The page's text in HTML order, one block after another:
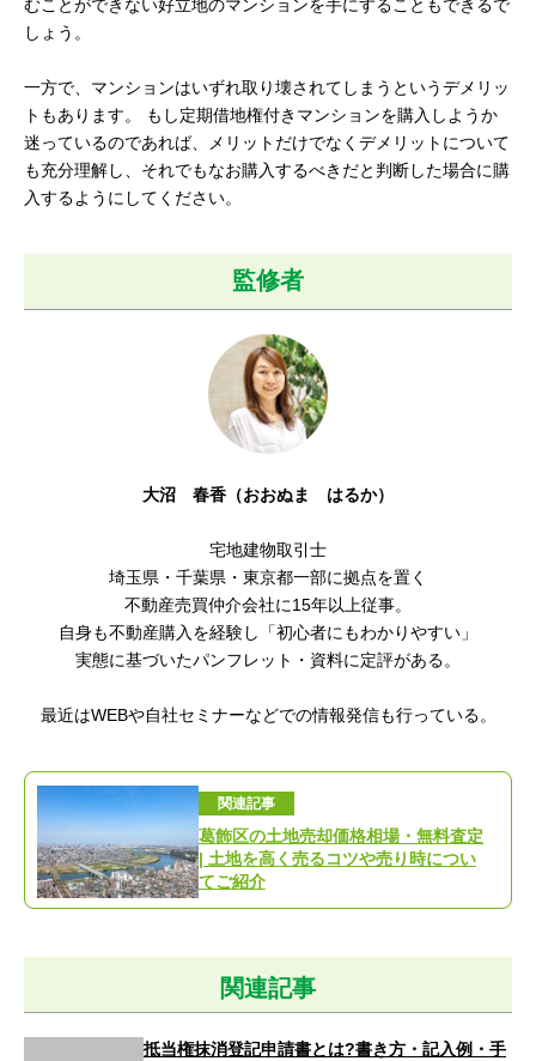
むことができない好立地のマンションを手にすることもできるで
しょう。
一方で、マンションはいずれ取り壊されてしまうというデメリッ
トもあります。 もし定期借地権付きマンションを購入しようか
迷っているのであれば、メリットだけでなくデメリットについて
も充分理解し、それでもなお購入するべきだと判断した場合に購
入するようにしてください。
監修者
大沼 春香（おおぬま はるか）
宅地建物取引士
埼玉県・千葉県・東京都一部に拠点を置く
不動産売買仲介会社に15年以上従事。
自身も不動産購入を経験し「初心者にもわかりやすい」
実態に基づいたパンフレット・資料に定評がある。
最近はWEBや自社セミナーなどでの情報発信も行っている。
関連記事
葛飾区の土地売却価格相場・無料査定
| 土地を高く売るコツや売り時につい
てご紹介
関連記事
抵当権抹消登記申請書とは?書き方・記入例・手